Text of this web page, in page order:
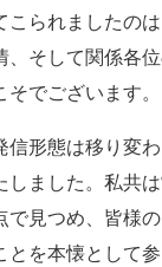
こられましたの
、そして関係各
でございます。
信形態は移り変
しました。私共
で見つめ、皆様
とを本懐として